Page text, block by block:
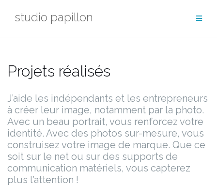
studio papillon
Projets réalisés
J’aide les indépendants et les entrepreneurs
à créer leur image, notamment par la photo.
Avec un beau portrait, vous renforcez votre
identité. Avec des photos sur-mesure, vous
construisez votre image de marque. Que ce
soit sur le net ou sur des supports de
communication matériels, vous capterez
plus l’attention !